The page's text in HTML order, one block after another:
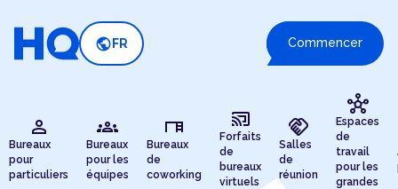
public FR Commencer
person
Bureaux
pour
particuliers
groups
Bureaux
pour les
équipes
desk
Bureaux
de
coworking
cast_connected
Forfaits
de
bureaux
virtuels
handshake
Salles
de
réunion
hub
Espaces
de
travail
pour les
grandes